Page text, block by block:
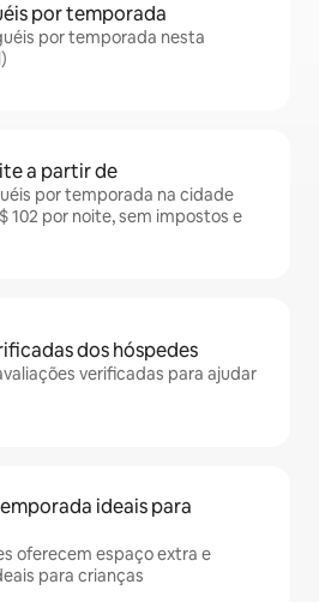
por temporada
por temporada nesta
a partir de
por temporada na cidade
102 por noite, sem impostos e
dos hóspedes
verificadas para ajudar
ideais para
oferecem espaço extra e
para crianças